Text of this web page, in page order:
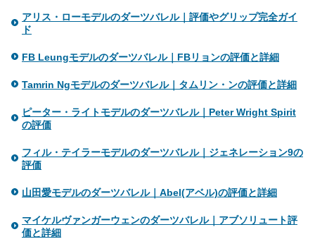
アリス・ローモデルのダーツバレル｜評価やグリップ完全ガイ
ド
FB Leungモデルのダーツバレル｜FBリョンの評価と詳細
Tamrin Ngモデルのダーツバレル｜タムリン・ンの評価と詳細
ピーター・ライトモデルのダーツバレル｜Peter Wright Spirit
の評価
フィル・テイラーモデルのダーツバレル｜ジェネレーション9の
評価
山田愛モデルのダーツバレル｜Abel(アベル)の評価と詳細
マイケルヴァンガーウェンのダーツバレル｜アブソリュート評
価と詳細